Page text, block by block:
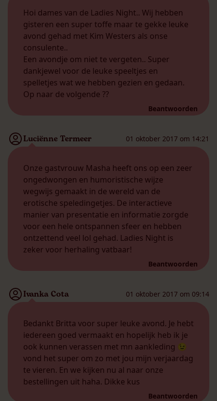
Hoi dames van de Ladies Night.. Wij hebben
gisteren een super toffe maar te gekke leuke
avond gehad met Kim Westers als onse
consulente..
Een avondje om niet te vergeten.. Super
dankjewel voor de leuke speeltjes en
spelletjes wat we hebben gezien en gedaan.
Op naar de volgende ??
Beantwoorden
Luciënne Termeer 01 oktober 2017 om 14:21
Onze gastvrouw Masha heeft ons op een zeer
ongedwongen en humoristische wijze
wegwijs gemaakt in de wereld van de
erotische speledingetjes. De interactieve
manier van presentatie en informatie zorgde
voor een hele ontspannen sfeer en hebben
ontzettend veel lol gehad. Ladies Night is
zeker voor herhaling vatbaar!
Beantwoorden
Ivanka Cota 01 oktober 2017 om 09:14
Bedankt Britta voor super leuke avond. Je hebt
iedereen goed vermaakt en hopelijk heb ik je
ook kunnen verassen met mn aankleding 😉
vond het super om zo met jou mijn verjaardag
te vieren. En we kijken nu al naar onze
bestellingen uit haha. Dikke kus
Beantwoorden